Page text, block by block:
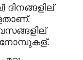
) ദിനങ്ങളില്
.
നോമ്പുകള്.